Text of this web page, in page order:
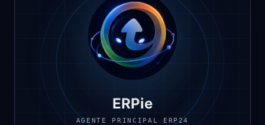
ERPie
AGENTE PRINCIPAL ERP24